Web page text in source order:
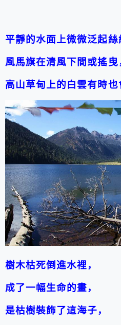
平靜的水面上微微泛起絲
風馬旗在清風下間或搖曳
高山草甸上的白雲有時也
樹木枯死倒進水裡，
成了一幅生命的畫，
是枯樹裝飾了這海子，